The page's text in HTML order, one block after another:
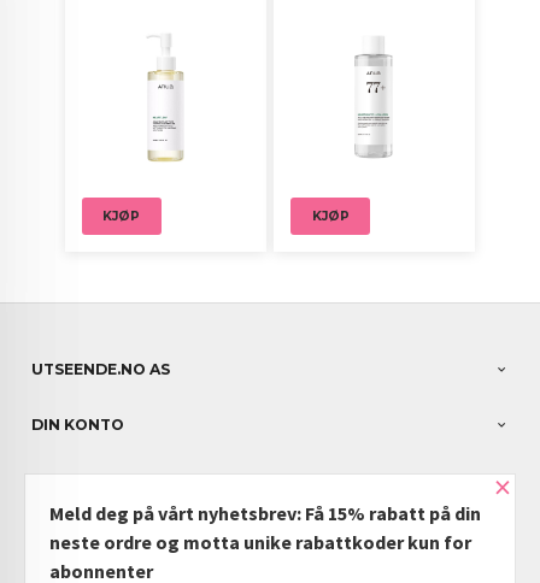
KJØP KJØP
UTSEENDE.NO AS
DIN KONTO
NYHETSBREV
PARTNERE
×
Meld deg på vårt nyhetsbrev: Få 15% rabatt på din
neste ordre og motta unike rabattkoder kun for
abonnenter